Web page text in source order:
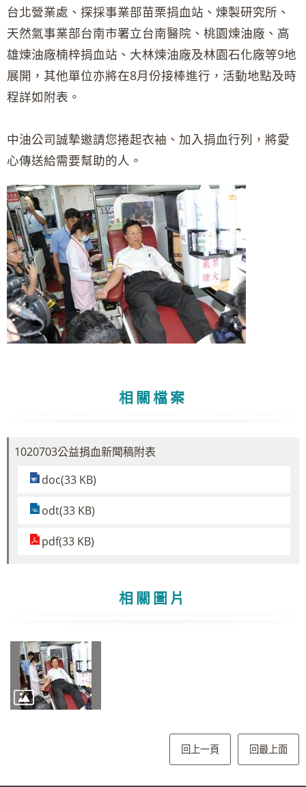
台北營業處、探採事業部苗栗捐血站、煉製研究所、
天然氣事業部台南市署立台南醫院、桃園煉油廠、高
雄煉油廠楠梓捐血站、大林煉油廠及林園石化廠等9地
展開，其他單位亦將在8月份接棒進行，活動地點及時
程詳如附表。
中油公司誠摯邀請您捲起衣袖、加入捐血行列，將愛
心傳送給需要幫助的人。
相關檔案
1020703公益捐血新聞稿附表
doc(33 KB)
odt(33 KB)
pdf(33 KB)
相關圖片
回上一頁 回最上面